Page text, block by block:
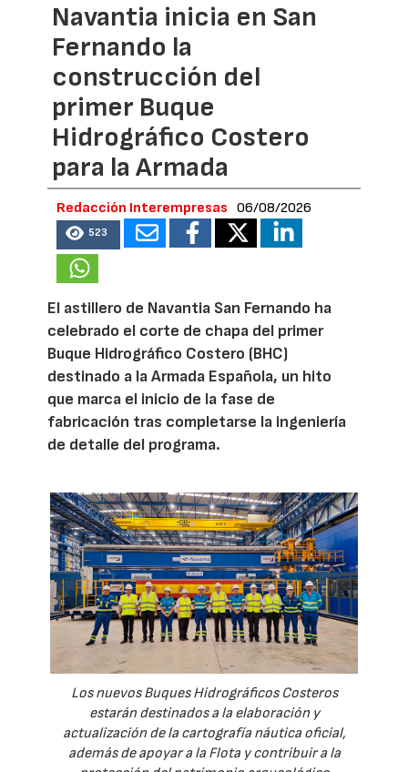
Navantia inicia en San
Fernando la
construcción del
primer Buque
Hidrográfico Costero
para la Armada
Redacción Interempresas 06/08/2026
523
El astillero de Navantia San Fernando ha
celebrado el corte de chapa del primer
Buque Hidrográfico Costero (BHC)
destinado a la Armada Española, un hito
que marca el inicio de la fase de
fabricación tras completarse la ingeniería
de detalle del programa.
Los nuevos Buques Hidrográficos Costeros
estarán destinados a la elaboración y
actualización de la cartografía náutica oficial,
además de apoyar a la Flota y contribuir a la